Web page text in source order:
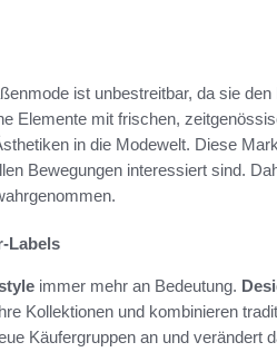
ist unbestreitbar, da sie
Elemente mit frischen,
in die Modewelt. Diese
Bewegungen interessiert sind.
Labels
immer mehr an Bedeutung.
Kollektionen und kombinieren
Käufergruppen an und verändert